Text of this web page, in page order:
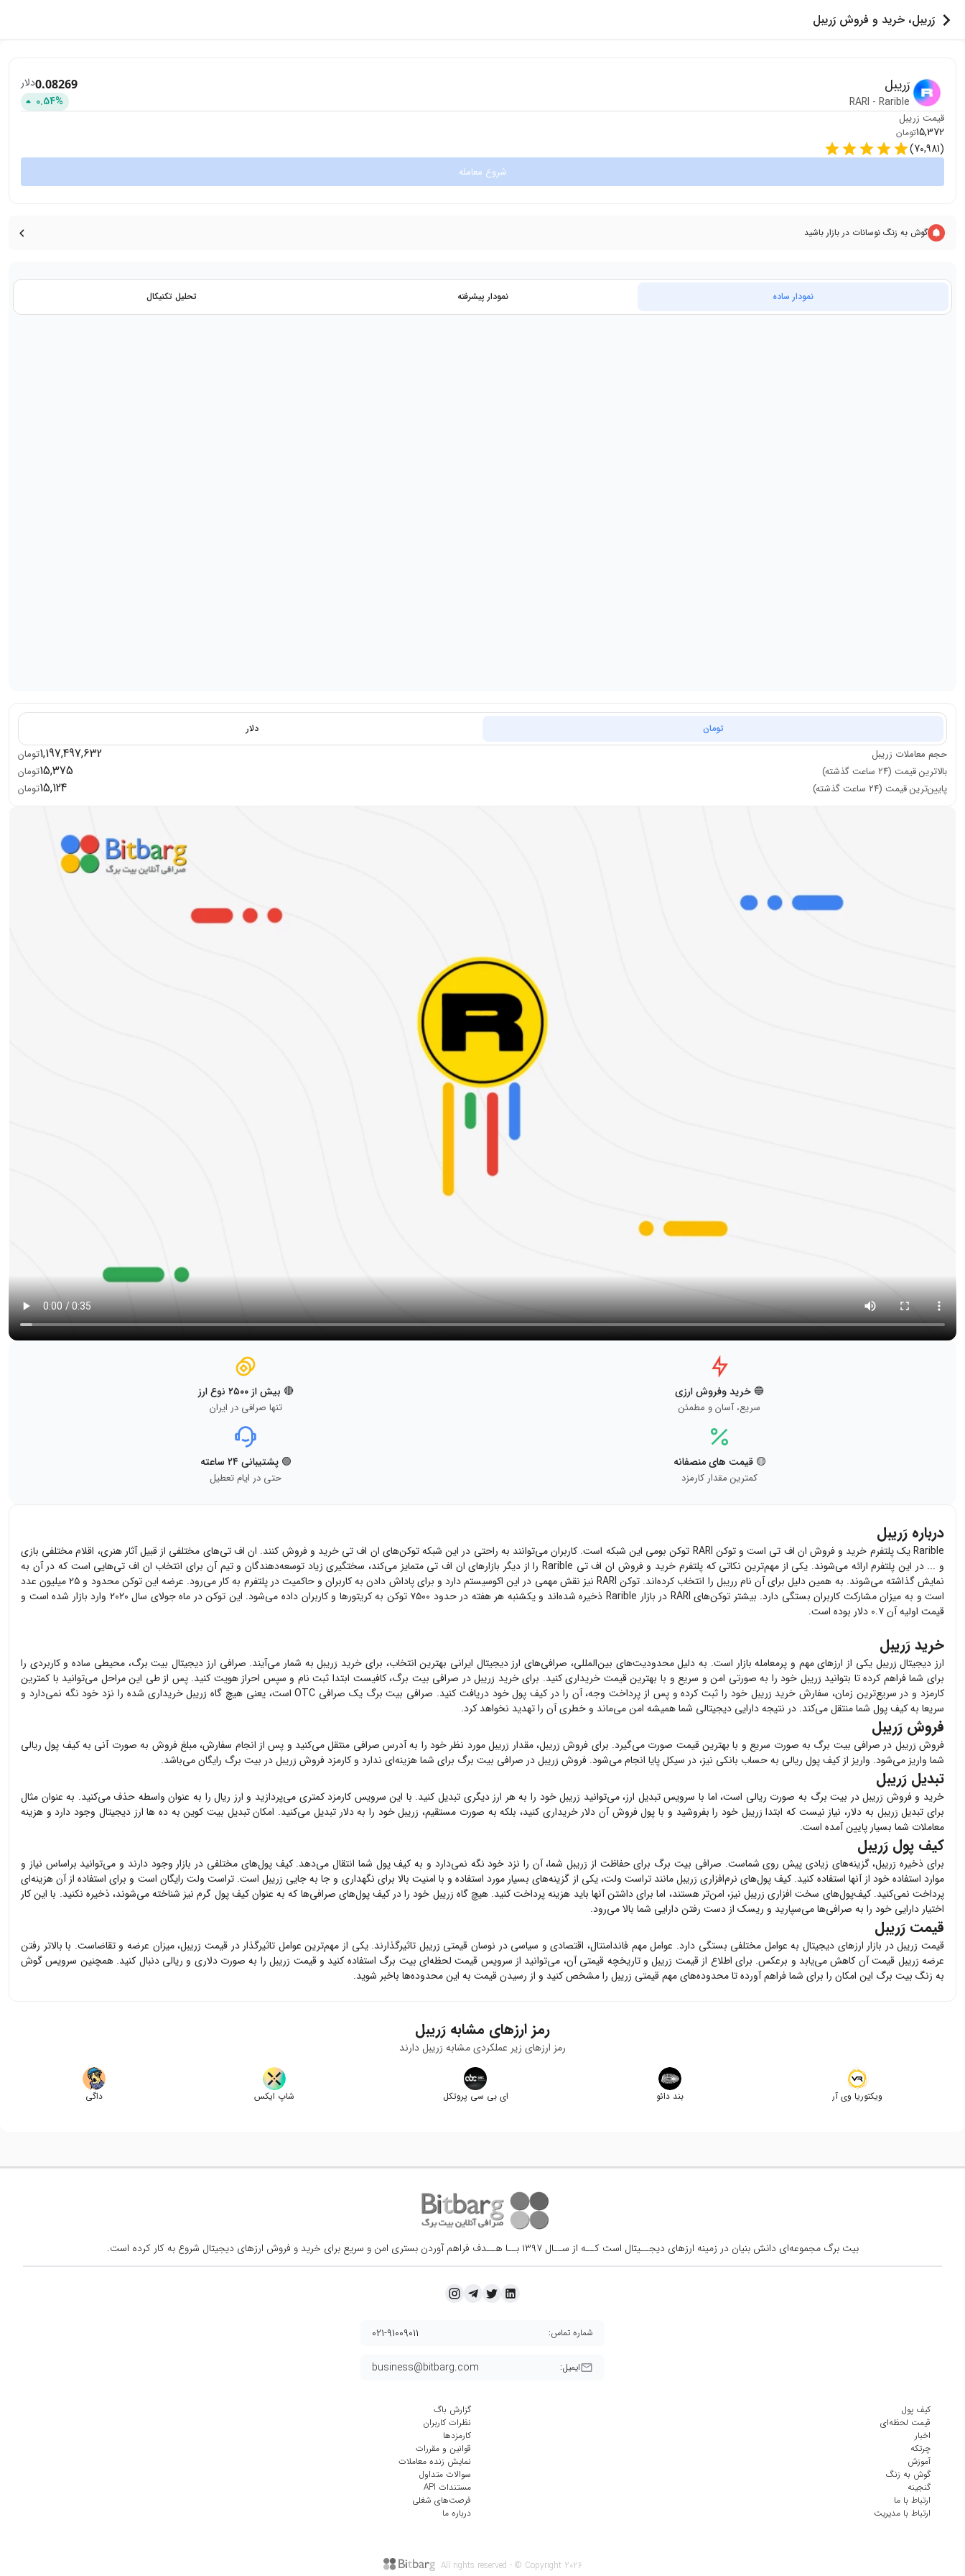
رَریبل، خرید و فروش رَریبل
رَریبل
RARI - Rarible
0.08269دلار
0.54%
قیمت رَریبل
15,372تومان
(
70,981
)
شروع معامله
گوش به زنگ نوسانات در بازار باشید
نمودار ساده نمودار پیشرفته تحلیل تکنیکال
تومان دلار
حجم معاملات رَریبل 1,197,497,632تومان
بالاترین قیمت (۲۴ ساعت گذشته)
15,375تومان
پایین‌ترین قیمت (۲۴ ساعت گذشته)
15,124تومان
🔵 خرید وفروش ارزی
سریع، آسان و مطمئن
🔴 بیش از ۲۵۰۰ نوع ارز
تنها صرافی در ایران
🟡 قیمت های منصفانه
کمترین مقدار کارمزد
🟢 پشتیبانی ۲۴ ساعته
حتی در ایام تعطیل
درباره رَریبل
Raribleیک پلتفرم خرید و فروش ان اف تی است و توکن RARI توکن بومی این شبکه است. کاربران می‌توانند به راحتی در این شبکه توکن‌های ان اف تی خرید و فروش کنند. ان اف تی‌های مختلفی از قبیل آثار هنری، اقلام مختلفی بازی
و ... در این پلتفرم ارائه می‌شوند. یکی از مهم‌ترین نکاتی که پلتفرم خرید و فروش ان اف تی Raribleرا از دیگر بازارهای ان اف تی متمایز می‌کند، سختگیری زیاد توسعه‌دهندگان و تیم آن برای انتخاب ان اف تی‌هایی است که در آن به
نمایش گذاشته می‌شوند. به همین دلیل برای آن نام رریبل را انتخاب کرده‌اند. توکن RARI
نیز نقش مهمی در این اکوسیستم دارد و برای پاداش دادن به کاربران و حاکمیت در پلتفرم به کار می‌رود. عرضه این توکن محدود و ۲۵ میلیون عدد
است و به میزان مشارکت کاربران بستگی دارد. بیشتر توکن‌های RARI در بازار Rarible
ذخیره شده‌اند و یکشنبه هر هفته در حدود ۷۵۰۰ توکن به کریتورها و کاربران داده می‌شود. این توکن در ماه جولای سال ۲۰۲۰ وارد بازار شده است و
قیمت اولیه آن ۰.۷ دلار بوده است.
خرید رَریبل
ارز دیجیتال رَریبل یکی از ارزهای مهم و پرمعامله بازار است. به دلیل محدودیت‌های بین‌المللی، صرافی‌های ارز دیجیتال ایرانی بهترین انتخاب، برای خرید رَریبلبه شمار می‌آیند. صرافی ارز دیجیتال بیت برگ، محیطی ساده و کاربردی را
برای شما فراهم کرده تا بتوانید رَریبل خود را به صورتی امن و سریع و با بهترین قیمت خریداری کنید. برای خرید رَریبلدر صرافی بیت برگ، کافیست ابتدا ثبت نام و سپس احراز هویت کنید. پس از طی این مراحل می‌توانید با کمترین
کارمزد و در سریع‌ترین زمان، سفارش خرید رَریبل خود را ثبت کرده و پس از پرداخت وجه، آن را در کیف پول خود دریافت کنید. صرافی بیت برگ یک صرافی OTC است، یعنی هیچ گاه رَریبل خریداری شده را نزد خود نگه نمی‌دارد و
سریعا به کیف پول شما منتقل می‌کند. در نتیجه دارایی دیجیتالی شما همیشه امن می‌ماند و خطری آن را تهدید نخواهد کرد.
فروش رَریبل
فروش رَریبل در صرافی بیت برگ به صورت سریع و با بهترین قیمت صورت می‌گیرد. برای فروش رَریبل، مقدار رَریبلمورد نظر خود را به آدرس صرافی منتقل می‌کنید و پس از انجام سفارش، مبلغ فروش به صورت آنی به کیف پول ریالی
شما واریز می‌شود. واریز از کیف پول ریالی به حساب بانکی نیز، در سیکل پایا انجام می‌شود. فروش رَریبلدر صرافی بیت برگ برای شما هزینه‌ای ندارد و کارمزد فروش رَریبلدر بیت برگ رایگان می‌باشد.
تبدیل رَریبل
خرید و فروش رَریبلدر بیت برگ به صورت ریالی است، اما با سرویس تبدیل ارز، می‌توانید رَریبلخود را به هر ارز دیگری تبدیل کنید. با این سرویس کارمزد کمتری می‌پردازید و ارز ریال را به عنوان واسطه حذف می‌کنید. به عنوان مثال
برای تبدیل رَریبل به دلار، نیاز نیست که ابتدا رَریبل خود را بفروشید و با پول فروش آن دلار خریداری کنید، بلکه به صورت مستقیم، رَریبلخود را به دلار تبدیل می‌کنید. امکان تبدیل بیت کوین به ده ها ارز دیجیتال وجود دارد و هزینه
معاملات شما بسیار پایین آمده است.
کیف پول رَریبل
برای ذخیره رَریبل، گزینه‌های زیادی پیش روی شماست. صرافی بیت برگ برای حفاظت از رَریبلشما، آن را نزد خود نگه نمی‌دارد و به کیف پول شما انتقال می‌دهد. کیف پول‌های مختلفی در بازار وجود دارند و می‌توانید براساس نیاز و
موارد استفاده خود از آنها استفاده کنید. کیف پول‌های نرم‌افزاری رَریبلمانند تراست ولت، یکی از گزینه‌های بسیار مورد استفاده و با امنیت بالا برای نگهداری و جا به جایی رَریبلاست. تراست ولت رایگان است و برای استفاده از آن هزینه‌ای
پرداخت نمی‌کنید. کیف‌پول‌های سخت افزاری رَریبلنیز، امن‌تر هستند، اما برای داشتن آنها باید هزینه پرداخت کنید. هیچ گاه رَریبل خود را در کیف پول‌های صرافی‌ها که به عنوان کیف پول گرم نیز شناخته می‌شوند، ذخیره نکنید. با این کار
اختیار دارایی خود را به صرافی‌ها می‌سپارید و ریسک از دست رفتن دارایی شما بالا می‌رود.
قیمت رَریبل
قیمت رَریبلدر بازار ارزهای دیجیتال به عوامل مختلفی بستگی دارد. عوامل مهم فاندامنتال، اقتصادی و سیاسی در نوسان قیمتی رَریبل تاثیرگذارند. یکی از مهم‌ترین عوامل تاثیرگذار در قیمت رَریبل، میزان عرضه و تقاضاست. با بالاتر رفتن
عرضه رَریبل قیمت آن کاهش می‌یابد و برعکس. برای اطلاع از قیمت رَریبلو تاریخچه قیمتی آن، می‌توانید از سرویس قیمت لحظه‌ای بیت برگ استفاده کنید و قیمت رَریبلرا به صورت دلاری و ریالی دنبال کنید. همچنین سرویس گوش
به زنگ بیت برگ این امکان را برای شما فراهم آورده تا محدوده‌های مهم قیمتی رَریبل را مشخص کنید و از رسیدن قیمت به این محدوده‌ها باخبر شوید.
رمز ارزهای مشابه رَریبل
رمز ارزهای زیر عملکردی مشابه رَریبلدارند
ویکتوریا وی آر بند دائو ای بی سی پروتکل شاپ ایکس داگی
بیت برگ مجموعه‌ای دانش بنیان در زمینه ارزهای دیجــیتال است کــه از ســال ۱۳۹۷ بــا هــدف فراهم آوردن بستری امن و سریع برای خرید و فروش ارزهای دیجیتال شروع به کار کرده است.
ایمیل: business@bitbarg.com
شماره تماس: ۰۲۱-۹۱۰۰۹۰۱۱
کیف پول
قیمت لحظه‌ای
اخبار
چرتکه
آموزش
گوش به زنگ
گنجینه
ارتباط با ما
ارتباط با مدیریت
گزارش باگ
نظرات کاربران
کارمزد‌ها
قوانین و مقررات
نمایش زنده معاملات
سوالات متداول
مستندات API
فرصت‌های شغلی
درباره ما
All rights reserved - © Copyright 2026